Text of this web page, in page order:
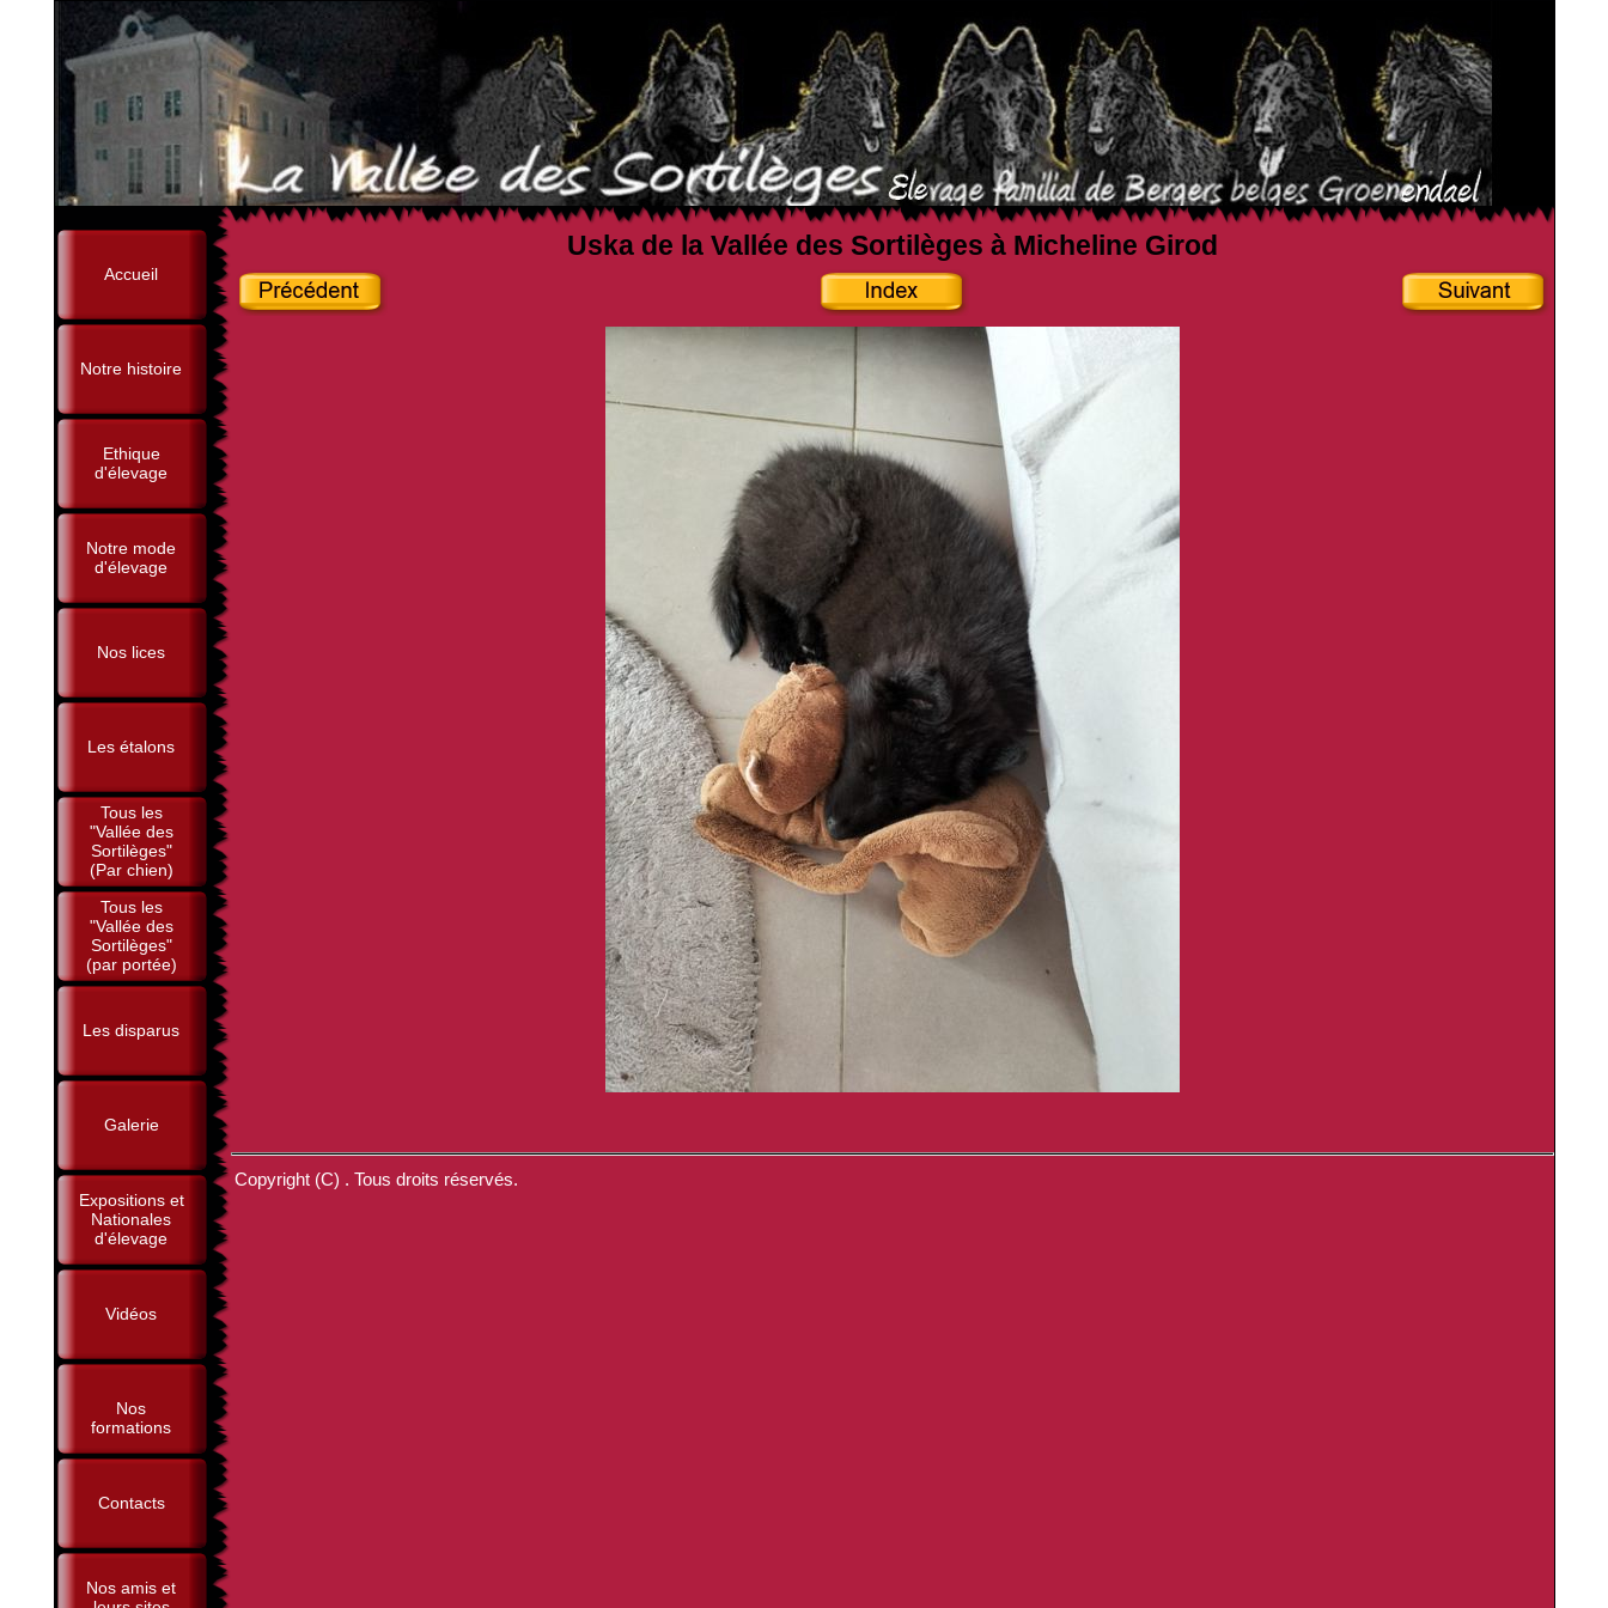
Accueil
Notre histoire
Ethique
d'élevage
Notre mode
d'élevage
Nos lices
Les étalons
Tous les
"Vallée des
Sortilèges"
(Par chien)
Tous les
"Vallée des
Sortilèges"
(par portée)
Les disparus
Galerie
Expositions et
Nationales
d'élevage
Vidéos
Nos
formations
Contacts
Nos amis et
Uska de la Vallée des Sortilèges à Micheline Girod
Copyright (C) . Tous droits réservés.